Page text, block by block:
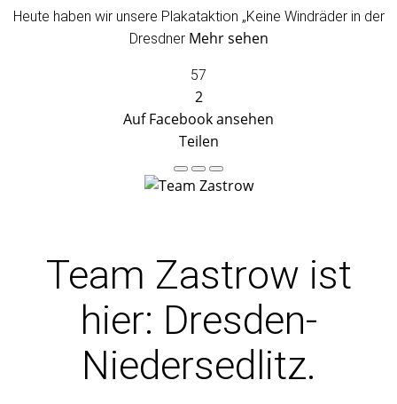
Heute haben wir unsere Plakataktion „Keine Windräder in der
Dresdner Mehr sehen
57
2
Auf Facebook ansehen
Teilen
Team Zastrow ist
hier: Dresden-
Niedersedlitz.